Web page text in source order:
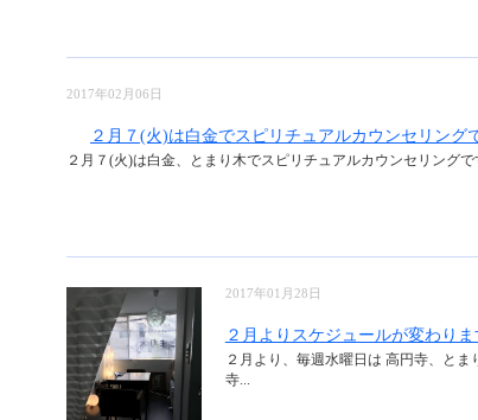
2017年02月06日
２月７(火)は白金でスピリチュアルカウンセリング
２月７(火)は白金、とまり木でスピリチュアルカウンセリング
2017年01月28日
２月よりスケジュールが変わりま
２月より、毎週水曜日は 高円寺、と
寺...